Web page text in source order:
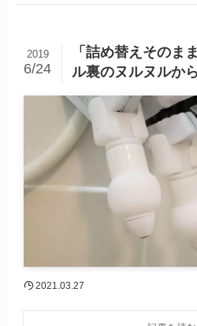
「詰め替えそのま
ル裏のヌルヌルか
2019
6/24
2021.03.27